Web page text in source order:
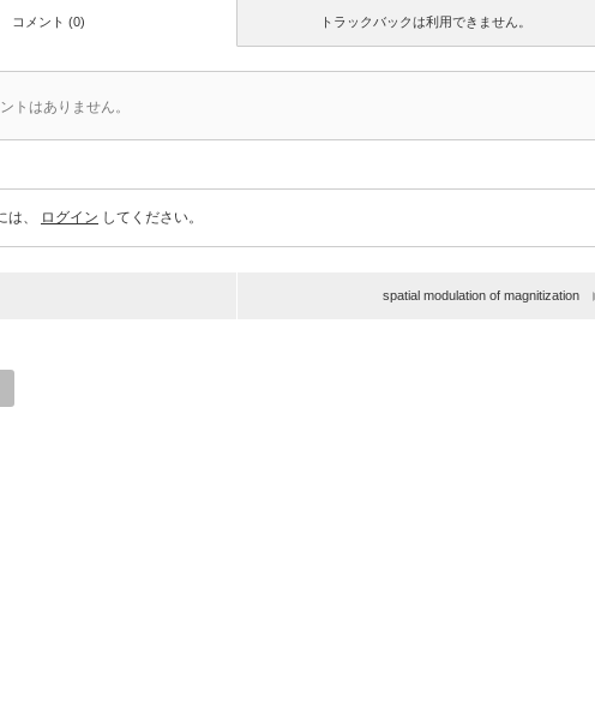
トラックバックは利用できません。
コメント (0)
トはありません。
は、 ログイン してください。
spatial modulation of magnitization